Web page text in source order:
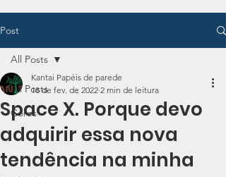
Post
All Posts
Cores
All Posts
Space X. Porque devo
adquirir essa nova
tendência na minha
Kantai Papéis de parede
18 de fev. de 2022 2 min de leitura